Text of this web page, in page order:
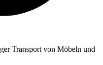
Transport von Möbeln und